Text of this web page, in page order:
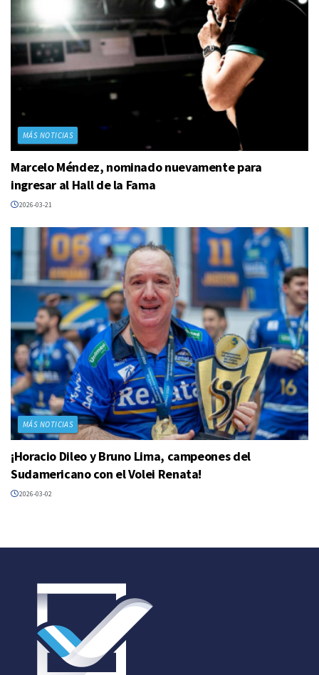
MÁS NOTICIAS
Marcelo Méndez, nominado nuevamente para
ingresar al Hall de la Fama
2026-03-21
MÁS NOTICIAS
¡Horacio Dileo y Bruno Lima, campeones del
Sudamericano con el Volei Renata!
2026-03-02